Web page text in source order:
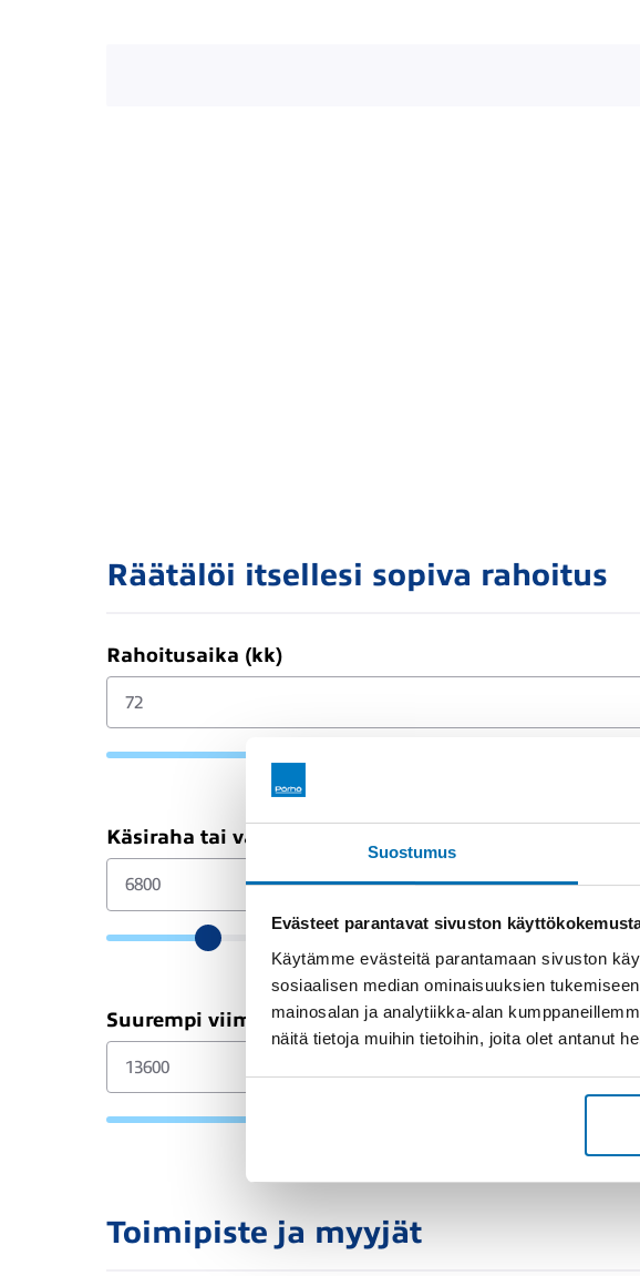
Suostumus
Evästeet parantavat sivuston
Käytämme evästeitä parantamaan sivuston
sosiaalisen median ominaisuuksien
mainosalan ja analytiikka-alan
näitä tietoja muihin tietoihin, joita olet antanut
Räätälöi itsellesi sopiva rahoitus
Rahoitusaika (kk)
Käsiraha tai vaihtoauto (€)
Suurempi viimeinen erä (€)
Toimipiste ja myyjät